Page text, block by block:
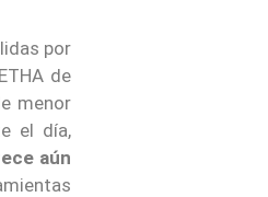
por
de
menor
el día,
aún